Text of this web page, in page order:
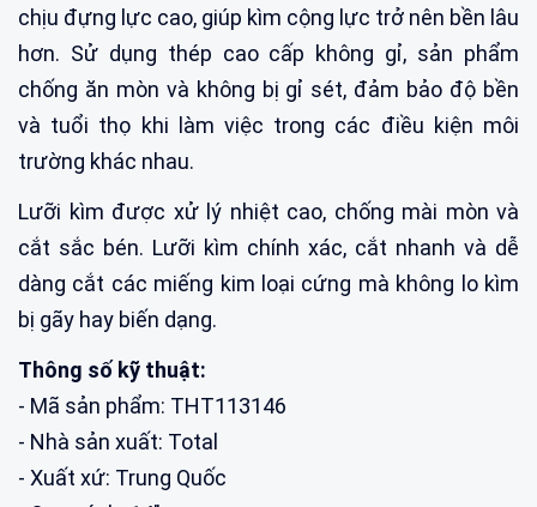
chịu đựng lực cao, giúp kìm cộng lực trở nên bền lâu
hơn. Sử dụng thép cao cấp không gỉ, sản phẩm
chống ăn mòn và không bị gỉ sét, đảm bảo độ bền
và tuổi thọ khi làm việc trong các điều kiện môi
trường khác nhau.
Lưỡi kìm được xử lý nhiệt cao, chống mài mòn và
cắt sắc bén. Lưỡi kìm chính xác, cắt nhanh và dễ
dàng cắt các miếng kim loại cứng mà không lo kìm
bị gãy hay biến dạng.
Thông số kỹ thuật:
- Mã sản phẩm: THT113146
- Nhà sản xuất: Total
- Xuất xứ: Trung Quốc